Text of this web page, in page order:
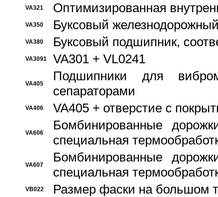
VA321 Оптимизированная
VA350 Буксовый
VA380 Буксовый подшипник,
VA3091 VA301 + VL0241
VA405
Подшипники для
сепараторами
VA406 VA405 + отверстие с
VA606
Бомбинированные
специальная
VA607
Бомбинированные
специальная
VB022 Размер фаски на большом